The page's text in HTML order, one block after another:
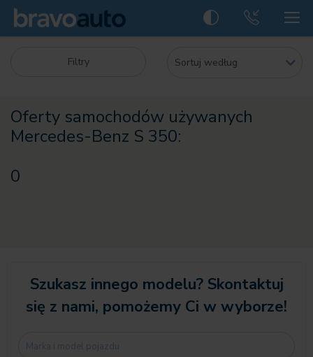
Filtry
Oferty samochodów używanych
Mercedes-Benz S 350:
0
Szukasz innego modelu? Skontaktuj
się z nami, pomożemy Ci w wyborze!